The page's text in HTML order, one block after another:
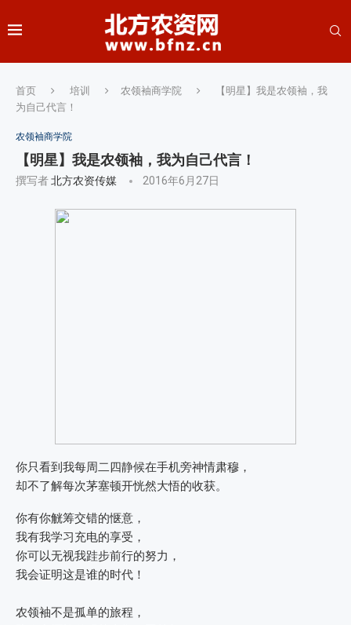
首页 培训 农领袖商学院
【明星】我是农领袖，我
为自己代言！
农领袖商学院
【明星】我是农领袖，我为自己代言！
撰写者北方农资传媒 2016年6月27日
你只看到我每周二四静候在手机旁神情肃穆，
却不了解每次茅塞顿开恍然大悟的收获。
你有你觥筹交错的惬意，
我有我学习充电的享受，
你可以无视我跬步前行的努力，
我会证明这是谁的时代！
农领袖不是孤单的旅程，